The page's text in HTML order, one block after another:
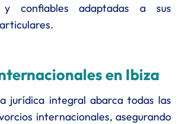
y confiables adaptadas a sus
en Ibiza
jurídica integral abarca todas las
internacionales, asegurando